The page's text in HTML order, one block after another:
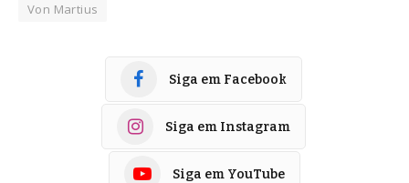
Von Martius
Siga em Facebook
Siga em Instagram
Siga em YouTube